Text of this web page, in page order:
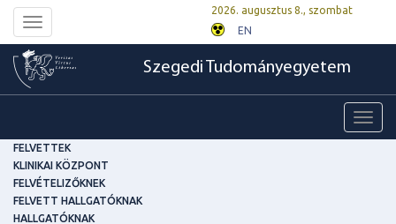
Toggle
navigation
2026. augusztus 8., szombat
EN
Szegedi Tudományegyetem
FELVETTEK
KLINIKAI KÖZPONT
FELVÉTELIZŐKNEK
FELVETT HALLGATÓKNAK
HALLGATÓKNAK